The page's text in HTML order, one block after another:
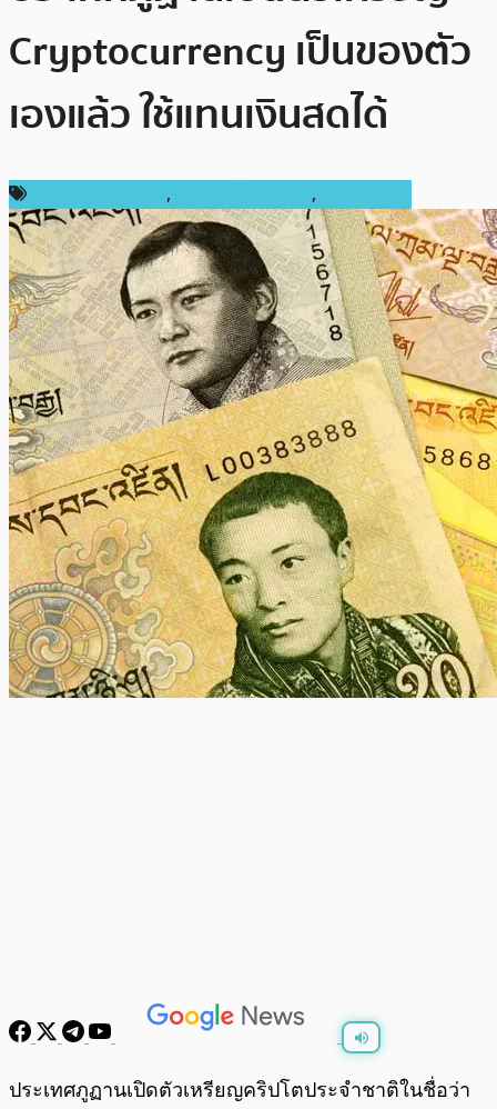
Cryptocurrency เป็นของตัว
เองแล้ว ใช้แทนเงินสดได้
, ,
0:00/ 0:00
ประเทศภูฏานเปิดตัวเหรียญคริปโตประจำชาติในชื่อว่า